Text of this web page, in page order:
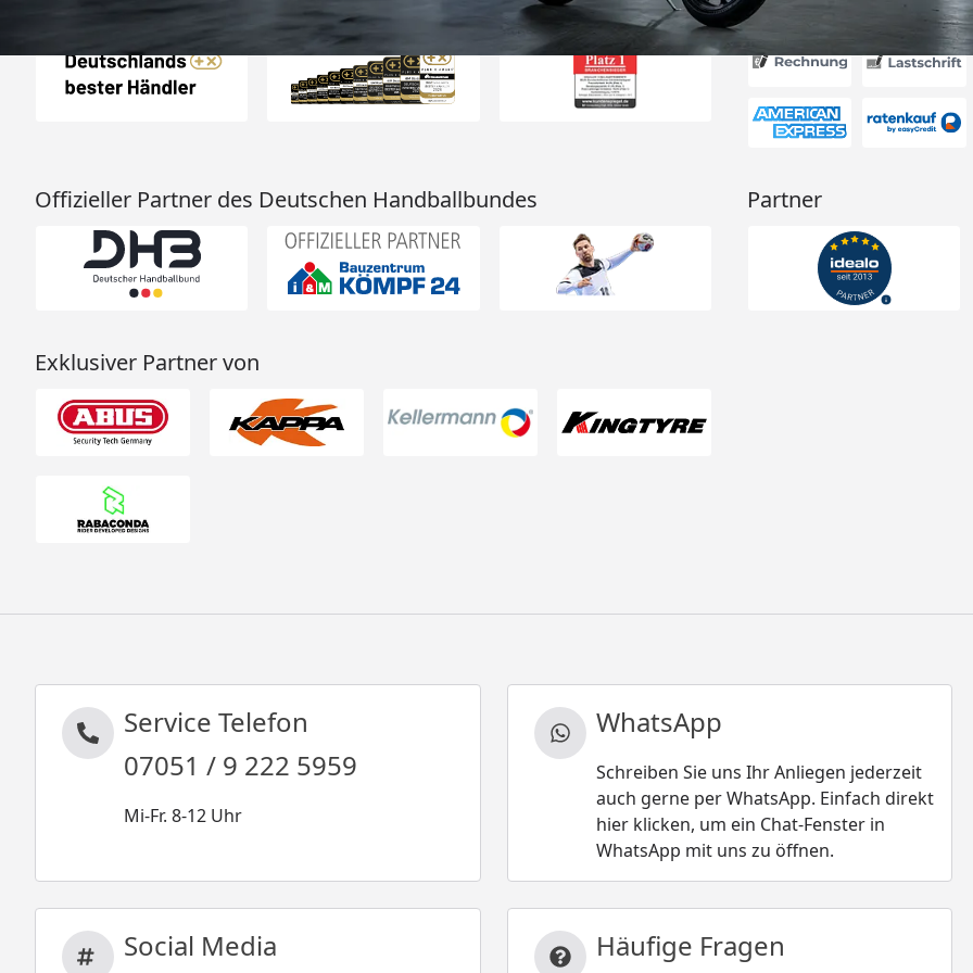
Auszeichnungen Akzeptierte
Offizieller Partner des Deutschen Handballbundes Partner
Exklusiver Partner von
Service Telefon
07051 / 9 222 5959
Mi-Fr. 8-12 Uhr
WhatsApp
Schreiben Sie uns Ihr Anliegen jederzeit
auch gerne per WhatsApp. Einfach direkt
hier klicken, um ein Chat-Fenster in
WhatsApp mit uns zu öffnen.
Social Media Häufige Fragen